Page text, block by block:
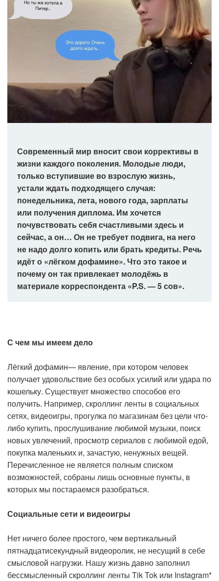
Современный мир вносит свои коррективы в
жизни каждого поколения. Молодые люди,
только вступившие во взрослую жизнь,
устали ждать подходящего случая:
понедельника, лета, нового года, зарплаты
или получения диплома. Им хочется
почувствовать себя счастливыми здесь и
сейчас, а он… Он не требует подвига, на него
не надо долго копить или брать кредиты. Речь
идёт о «лёгком дофамине». Что это такое и
почему он так привлекает молодёжь в
материале корреспондента «P.S. — 5 сов».
С чем мы имеем дело
Лёгкий дофамин— явление, при котором человек
получает удовольствие без особых усилий или удара по
кошельку. Существует множество способов его
получить. Например, скроллинг ленты в социальных
сетях, видеоигры, прогулка по магазинам без цели что-
либо купить, прослушивание любимой музыки, поиск
новых увлечений, просмотр сериалов с любимой едой,
покупка маленьких и, зачастую, ненужных вещей.
Перечисленное не является полным списком
возможностей, собраны лишь основные пункты, в
которых мы постараемся разобраться.
Социальные сети и видеоигры
Нет ничего более простого, чем вертикальный
пятнадцатисекундный видеоролик, не несущий в себе
смысловой нагрузки. Нашу жизнь давно заполнил
бессмысленный скроллинг ленты Tik Tok или Instagram*